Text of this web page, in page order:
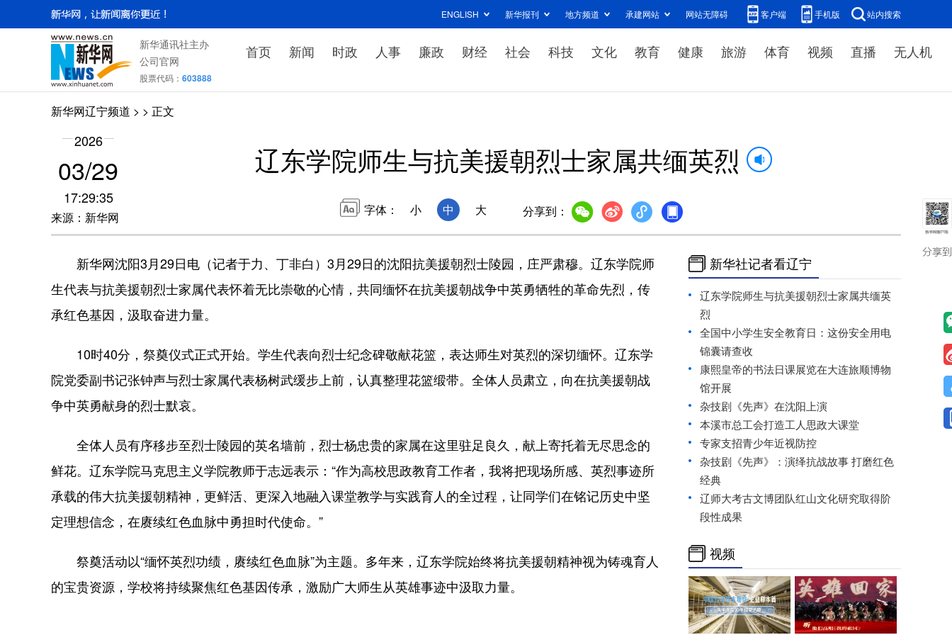
ENGLISH 新华报刊 地方频道 承建网站 网站无障碍 客户端 手机版 站内搜索
新华通讯社主办
公司官网
股票代码： 603888
首页 新闻 时政 人事 廉政 财经 社会 科技 文化 教育 健康 旅游 体育 视频 直播 无人机
新华网辽宁频道 > > 正文
2026
03/29
17:29:35
来源：新华网
辽东学院师生与抗美援朝烈士家属共缅英烈
字体： 小 中 大 分享到：
新华网沈阳3月29日电（记者于力、丁非白）3月29日的沈阳抗美援朝烈士陵园，庄严肃穆。辽东学院师
生代表与抗美援朝烈士家属代表怀着无比崇敬的心情，共同缅怀在抗美援朝战争中英勇牺牲的革命先烈，传
承红色基因，汲取奋进力量。
10时40分，祭奠仪式正式开始。学生代表向烈士纪念碑敬献花篮，表达师生对英烈的深切缅怀。辽东学
院党委副书记张钟声与烈士家属代表杨树武缓步上前，认真整理花篮缎带。全体人员肃立，向在抗美援朝战
争中英勇献身的烈士默哀。
全体人员有序移步至烈士陵园的英名墙前，烈士杨忠贵的家属在这里驻足良久，献上寄托着无尽思念的
鲜花。辽东学院马克思主义学院教师于志远表示：“作为高校思政教育工作者，我将把现场所感、英烈事迹所
承载的伟大抗美援朝精神，更鲜活、更深入地融入课堂教学与实践育人的全过程，让同学们在铭记历史中坚
定理想信念，在赓续红色血脉中勇担时代使命。”
祭奠活动以“缅怀英烈功绩，赓续红色血脉”为主题。多年来，辽东学院始终将抗美援朝精神视为铸魂育人
的宝贵资源，学校将持续聚焦红色基因传承，激励广大师生从英雄事迹中汲取力量。
新华社记者看辽宁
辽东学院师生与抗美援朝烈士家属共缅英
烈
全国中小学生安全教育日：这份安全用电
锦囊请查收
康熙皇帝的书法日课展览在大连旅顺博物
馆开展
杂技剧《先声》在沈阳上演
本溪市总工会打造工人思政大课堂
专家支招青少年近视防控
杂技剧《先声》：演绎抗战故事 打磨红色
经典
辽师大考古文博团队红山文化研究取得阶
段性成果
视频